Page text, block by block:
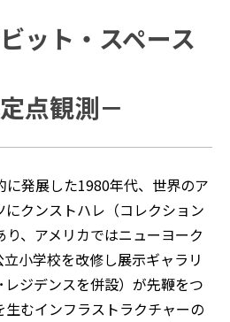
ット・スペース
点観測－
に発展した1980年代、世界のア
クンストハレ（コレクション
、アメリカではニューヨーク
小学校を改修し展示ギャラリ
レジデンスを併設）が先鞭をつ
生むインフラストラクチャーの